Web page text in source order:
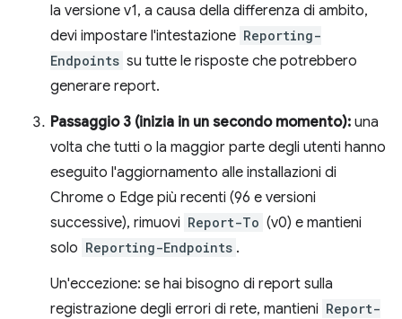
la versione v1, a causa della differenza di ambito,
devi impostare l'intestazione Reporting-
Endpoints su tutte le risposte che potrebbero
generare report.
Passaggio 3 (inizia in un secondo momento): una
volta che tutti o la maggior parte degli utenti hanno
eseguito l'aggiornamento alle installazioni di
Chrome o Edge più recenti (96 e versioni
successive), rimuovi Report-To (v0) e mantieni
solo Reporting-Endpoints .
Un'eccezione: se hai bisogno di report sulla
registrazione degli errori di rete, mantieni Report-